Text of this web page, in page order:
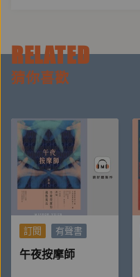
RELATED
猜你喜歡
訂閱 有聲書
午夜按摩師